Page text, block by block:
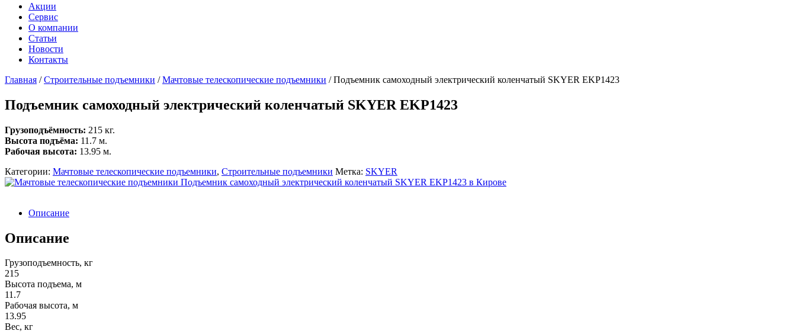
Акции
Сервис
О компании
Статьи
Новости
Контакты
Главная /Строительные подъемники /Мачтовые телескопические подъемники /Подъемник самоходный электрический коленчатый SKYER EKP1423
Подъемник самоходный электрический коленчатый SKYER EKP1423
Грузоподъёмность: 215 кг.
Высота подъёма: 11.7 м.
Рабочая высота: 13.95 м.
Категории: Мачтовые телескопические подъемники, Строительные подъемники Метка: SKYER
Описание
Описание
Грузоподъемность, кг
215
Высота подъема, м
11.7
Рабочая высота, м
13.95
Вес, кг